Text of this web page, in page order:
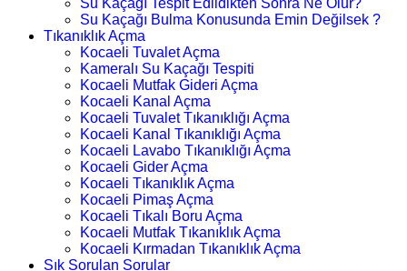
Su Kaçağı Tespit Edildikten Sonra Ne Olur?
Su Kaçağı Bulma Konusunda Emin Değilsek ?
Tıkanıklık Açma
Kocaeli Tuvalet Açma
Kameralı Su Kaçağı Tespiti
Kocaeli Mutfak Gideri Açma
Kocaeli Kanal Açma
Kocaeli Tuvalet Tıkanıklığı Açma
Kocaeli Kanal Tıkanıklığı Açma
Kocaeli Lavabo Tıkanıklığı Açma
Kocaeli Gider Açma
Kocaeli Tıkanıklık Açma
Kocaeli Pimaş Açma
Kocaeli Tıkalı Boru Açma
Kocaeli Mutfak Tıkanıklık Açma
Kocaeli Kırmadan Tıkanıklık Açma
Sık Sorulan Sorular